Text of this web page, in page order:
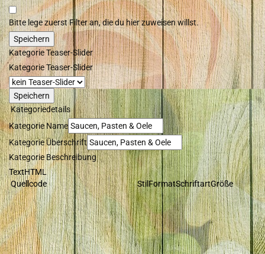
Bitte lege zuerst Filter an, die du hier zuweisen willst.
Kategorie Teaser-Slider
Kategorie Teaser-Slider
Kategoriedetails
Kategorie Name
Kategorie Überschrift
Kategorie Beschreibung
TextHTML
Quellcode
StilFormatSchriftartGröße